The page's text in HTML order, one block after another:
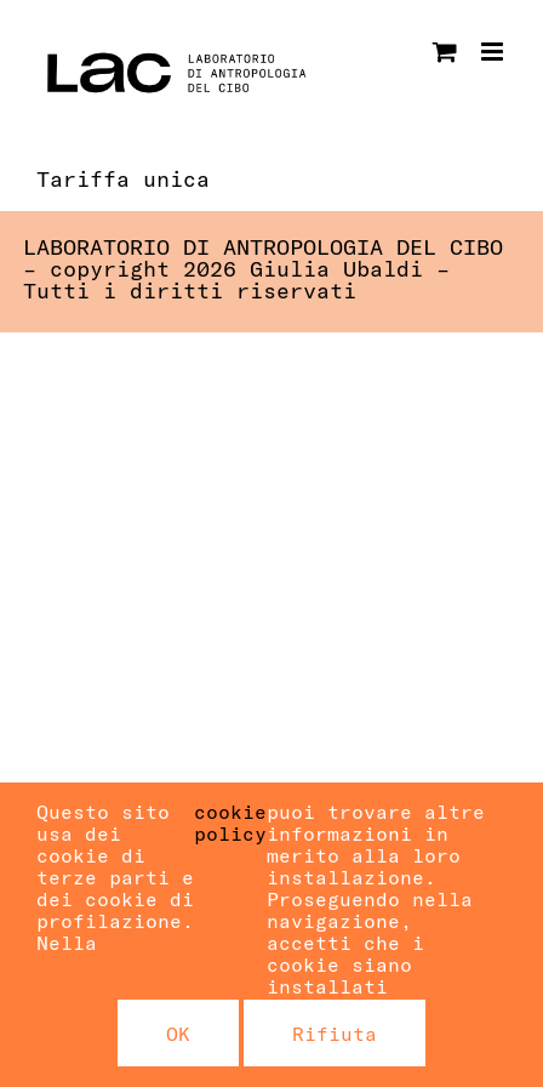
contenuto
Tariffa unica
LABORATORIO DI ANTROPOLOGIA DEL CIBO
– copyright 2026 Giulia Ubaldi –
Tutti i diritti riservati
Questo sito
usa dei
cookie di
terze parti e
dei cookie di
profilazione.
Nella
cookie
policy
puoi trovare altre
informazioni in
merito alla loro
installazione.
Proseguendo nella
navigazione,
accetti che i
cookie siano
installati
OK Rifiuta